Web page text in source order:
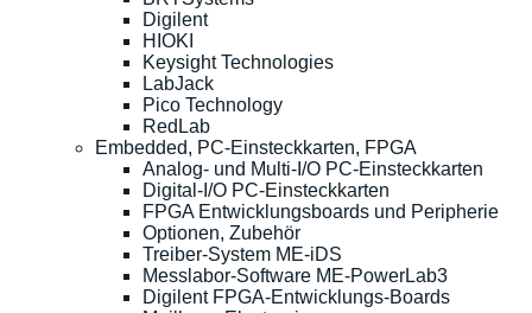
Digilent
HIOKI
Keysight Technologies
LabJack
Pico Technology
RedLab
Embedded, PC-Einsteckkarten, FPGA
Analog- und Multi-I/O PC-Einsteckkarten
Digital-I/O PC-Einsteckkarten
FPGA Entwicklungsboards und Peripherie
Optionen, Zubehör
Treiber-System ME-iDS
Messlabor-Software ME-PowerLab3
Digilent FPGA-Entwicklungs-Boards